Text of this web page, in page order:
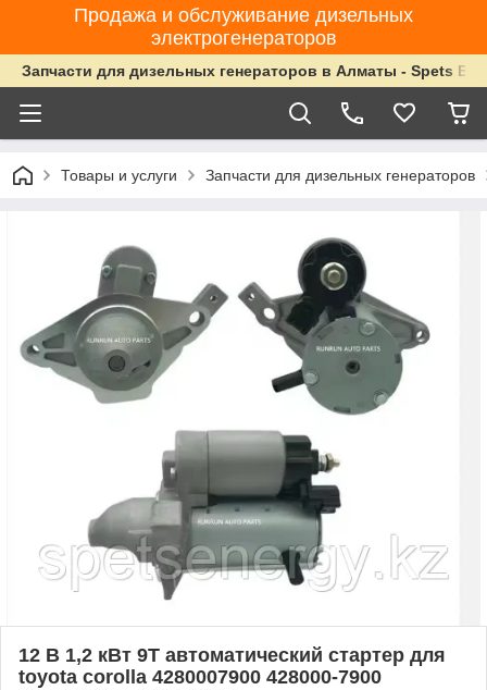
Продажа и обслуживание дизельных
электрогенераторов
Запчасти для дизельных генераторов в Алматы - Spets
Товары и услуги Запчасти для дизельных генераторов
12 В 1,2 кВт 9T автоматический стартер для
toyota corolla 4280007900 428000-7900